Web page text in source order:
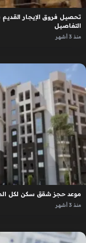
تحصيل فروق الإيجار
التفاصيل
منذ 3 أشهر
موعد حجز شقق سكن لكل المصريين 9.. أماكن الطرح
منذ 3 أشهر